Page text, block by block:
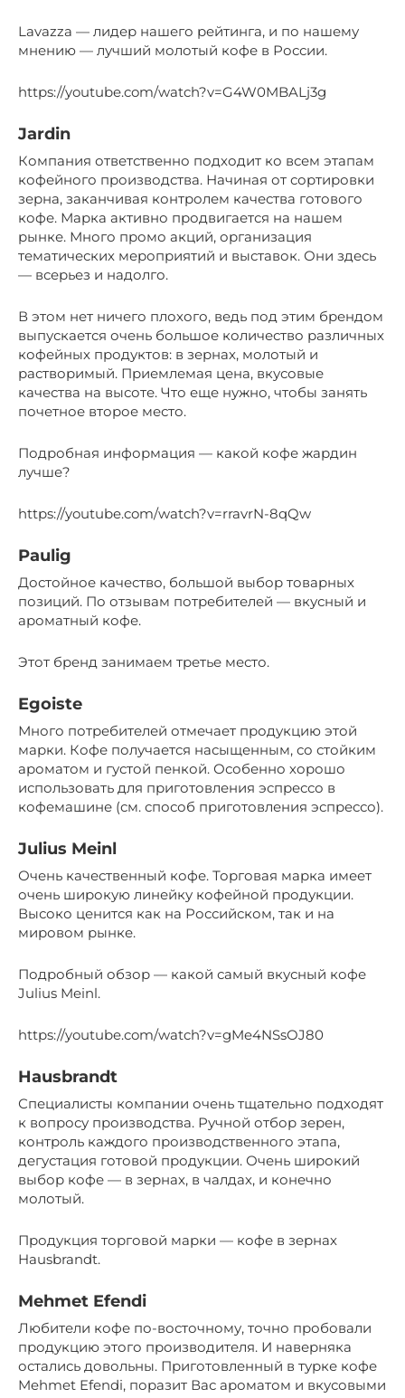
Lavazza — лидер нашего рейтинга, и по нашему
мнению — лучший молотый кофе в России.
https://youtube.com/watch?v=G4W0MBALj3g
Jardin
Компания ответственно подходит ко всем этапам
кофейного производства. Начиная от сортировки
зерна, заканчивая контролем качества готового
кофе. Марка активно продвигается на нашем
рынке. Много промо акций, организация
тематических мероприятий и выставок. Они здесь
— всерьез и надолго.
В этом нет ничего плохого, ведь под этим брендом
выпускается очень большое количество различных
кофейных продуктов: в зернах, молотый и
растворимый. Приемлемая цена, вкусовые
качества на высоте. Что еще нужно, чтобы занять
почетное второе место.
Подробная информация — какой кофе жардин
лучше?
https://youtube.com/watch?v=rravrN-8qQw
Paulig
Достойное качество, большой выбор товарных
позиций. По отзывам потребителей — вкусный и
ароматный кофе.
Этот бренд занимаем третье место.
Egoiste
Много потребителей отмечает продукцию этой
марки. Кофе получается насыщенным, со стойким
ароматом и густой пенкой. Особенно хорошо
использовать для приготовления эспрессо в
кофемашине (см. способ приготовления эспрессо).
Julius Meinl
Очень качественный кофе. Торговая марка имеет
очень широкую линейку кофейной продукции.
Высоко ценится как на Российском, так и на
мировом рынке.
Подробный обзор — какой самый вкусный кофе
Julius Meinl.
https://youtube.com/watch?v=gMe4NSsOJ80
Hausbrandt
Специалисты компании очень тщательно подходят
к вопросу производства. Ручной отбор зерен,
контроль каждого производственного этапа,
дегустация готовой продукции. Очень широкий
выбор кофе — в зернах, в чалдах, и конечно
молотый.
Продукция торговой марки — кофе в зернах
Hausbrandt.
Mehmet Efendi
Любители кофе по-восточному, точно пробовали
продукцию этого производителя. И наверняка
остались довольны. Приготовленный в турке кофе
Mehmet Efendi, поразит Вас ароматом и вкусовыми